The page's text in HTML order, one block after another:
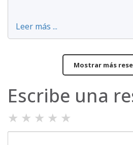
Leer más ...
Mostrar más
Escribe una
★ ★ ★ ★ ★